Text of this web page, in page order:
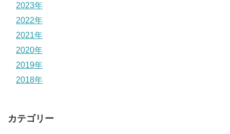
2023年
2022年
2021年
2020年
2019年
2018年
カテゴリー